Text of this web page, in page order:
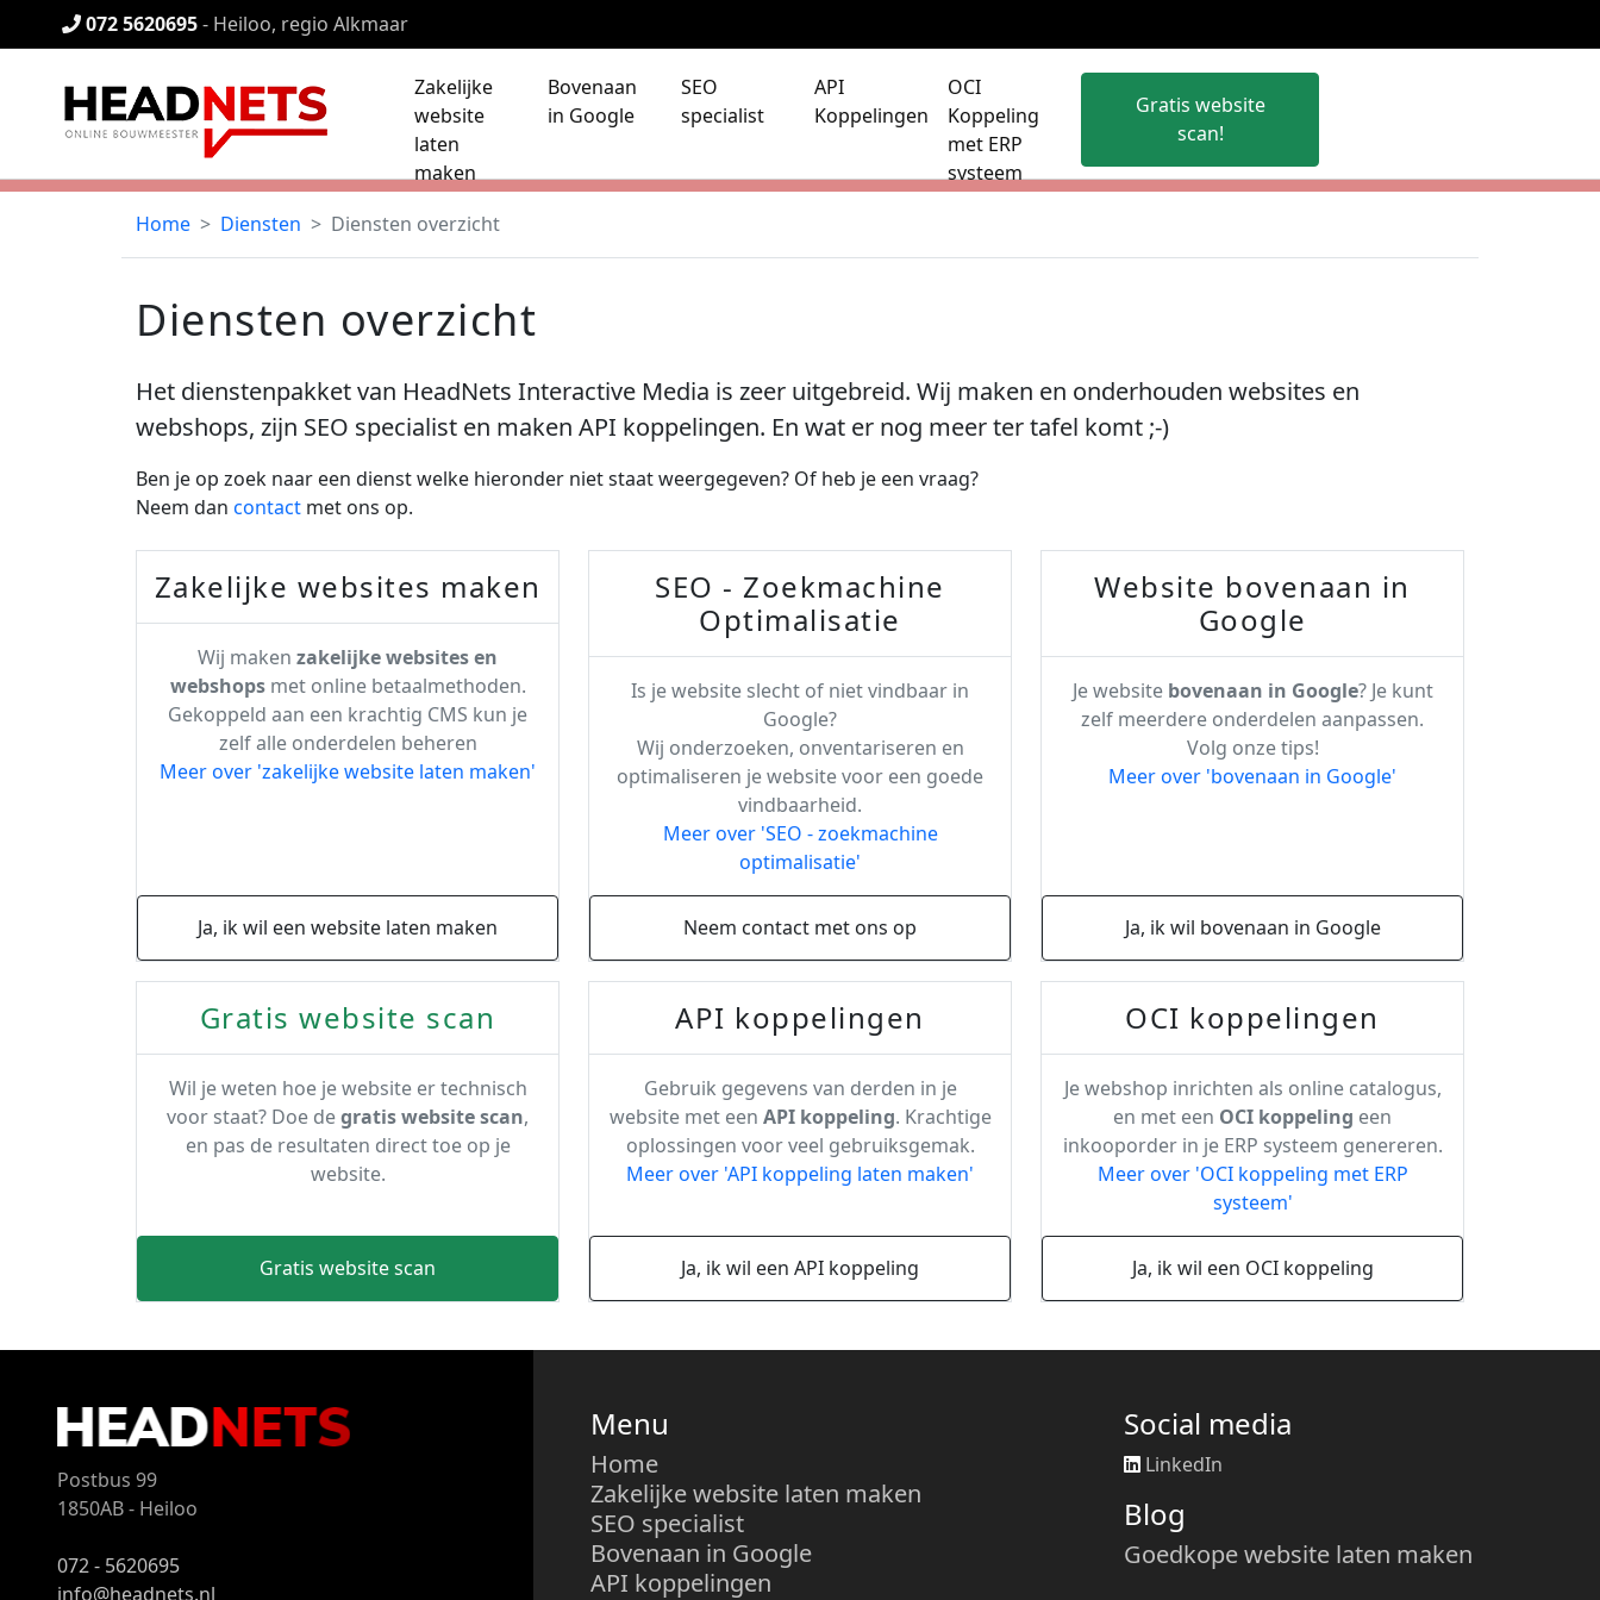
×
072 5620695- Heiloo, regio Alkmaar
Zakelijke
website
laten
maken
Bovenaan
in Google
SEO
specialist
API
Koppelingen
OCI
Koppeling
met ERP
systeem
Gratis website
scan!
Home Diensten Diensten overzicht
Diensten overzicht
Het dienstenpakket van HeadNets Interactive Media is zeer uitgebreid. Wij maken en onderhouden websites en
webshops, zijn SEO specialist en maken API koppelingen. En wat er nog meer ter tafel komt ;-)
Ben je op zoek naar een dienst welke hieronder niet staat weergegeven? Of heb je een vraag?
Neem dan contact met ons op.
Zakelijke websites maken
Wij maken zakelijke websites en
webshopsmet online betaalmethoden.
Gekoppeld aan een krachtig CMS kun je
zelf alle onderdelen beheren
Meer over 'zakelijke website laten maken'
Ja, ik wil een website laten maken
SEO - Zoekmachine
Optimalisatie
Is je website slecht of niet vindbaar in
Google?
Wij onderzoeken, onventariseren en
optimaliseren je website voor een goede
vindbaarheid.
Meer over 'SEO - zoekmachine
optimalisatie'
Neem contact met ons op
Website bovenaan in
Google
Je website bovenaan in Google? Je kunt
zelf meerdere onderdelen aanpassen.
Volg onze tips!
Meer over 'bovenaan in Google'
Ja, ik wil bovenaan in Google
Gratis website scan
Wil je weten hoe je website er technisch
voor staat? Doe degratis website scan,
en pas de resultaten direct toe op je
website.
Gratis website scan
API koppelingen
Gebruik gegevens van derden in je
website met een API koppeling. Krachtige
oplossingen voor veel gebruiksgemak.
Meer over 'API koppeling laten maken'
Ja, ik wil een API koppeling
OCI koppelingen
Je webshop inrichten als online catalogus,
en met een OCI koppeling een
inkooporder in je ERP systeem genereren.
Meer over 'OCI koppeling met ERP
systeem'
Ja, ik wil een OCI koppeling
Postbus 99
1850AB - Heiloo
072 - 5620695
info@headnets.nl
Menu
Home
Zakelijke website laten maken
SEO specialist
Bovenaan in Google
API koppelingen
Social media
LinkedIn
Blog
Goedkope website laten maken